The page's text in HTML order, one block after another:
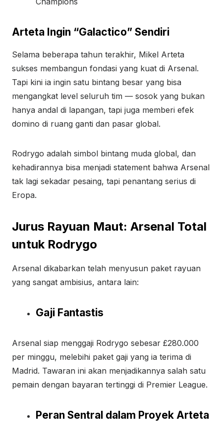
Arteta Ingin “Galactico” Sendiri
Selama beberapa tahun terakhir, Mikel Arteta
sukses membangun fondasi yang kuat di Arsenal.
Tapi kini ia ingin satu bintang besar yang bisa
mengangkat level seluruh tim — sosok yang bukan
hanya andal di lapangan, tapi juga memberi efek
domino di ruang ganti dan pasar global.
Rodrygo adalah simbol bintang muda global, dan
kehadirannya bisa menjadi statement bahwa Arsenal
tak lagi sekadar pesaing, tapi penantang serius di
Eropa.
Jurus Rayuan Maut: Arsenal Total
untuk Rodrygo
Arsenal dikabarkan telah menyusun paket rayuan
yang sangat ambisius, antara lain:
Gaji Fantastis
Arsenal siap menggaji Rodrygo sebesar £280.000
per minggu, melebihi paket gaji yang ia terima di
Madrid. Tawaran ini akan menjadikannya salah satu
pemain dengan bayaran tertinggi di Premier League.
Peran Sentral dalam Proyek Arteta